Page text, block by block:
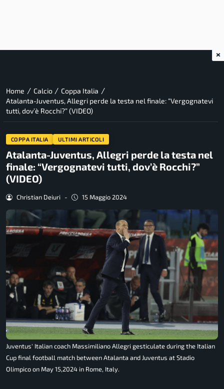
Home / Calcio / Coppa Italia /
Atalanta-Juventus, Allegri perde la testa nel finale: “Vergognatevi
tutti, dov’è Rocchi?” (VIDEO)
COPPA ITALIA ULTIMI ARTICOLI
Atalanta-Juventus, Allegri perde la testa nel
finale: “Vergognatevi tutti, dov’è Rocchi?”
(VIDEO)
Christian Deiuri - 15 Maggio 2024
Juventus' Italian coach Massimiliano Allegri gesticulate during the Italian
Cup final football match between Atalanta and Juventus at Stadio
Olimpico on May 15,2024 in Rome, Italy.
×